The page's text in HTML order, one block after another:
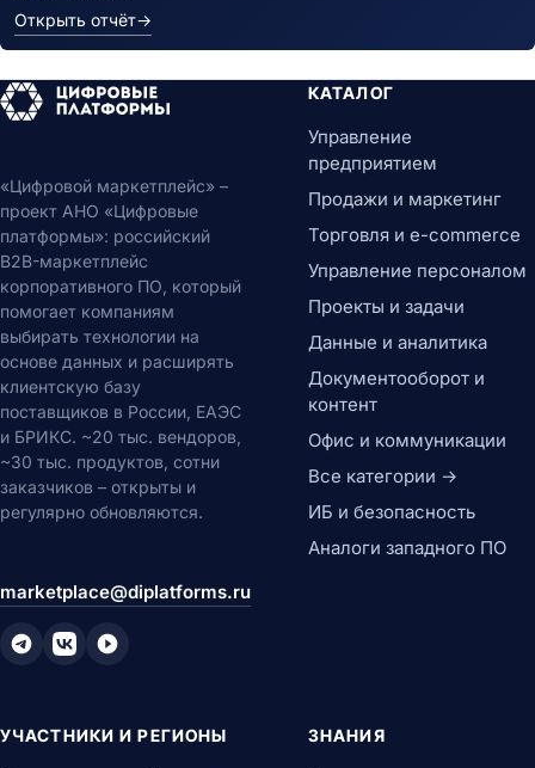
Открыть отчёт→
«Цифровой маркетплейс» –
проект АНО «Цифровые
платформы»: российский
B2B-маркетплейс
корпоративного ПО, который
помогает компаниям
выбирать технологии на
основе данных и расширять
клиентскую базу
поставщиков в России, ЕАЭС
и БРИКС. ~20 тыс. вендоров,
~30 тыс. продуктов, сотни
заказчиков – открыты и
регулярно обновляются.
marketplace@diplatforms.ru
КАТАЛОГ
Управление
предприятием
Продажи и маркетинг
Торговля и e-commerce
Управление персоналом
Проекты и задачи
Данные и аналитика
Документооборот и
контент
Офис и коммуникации
Все категории →
ИБ и безопасность
Аналоги западного ПО
УЧАСТНИКИ И РЕГИОНЫ ЗНАНИЯ